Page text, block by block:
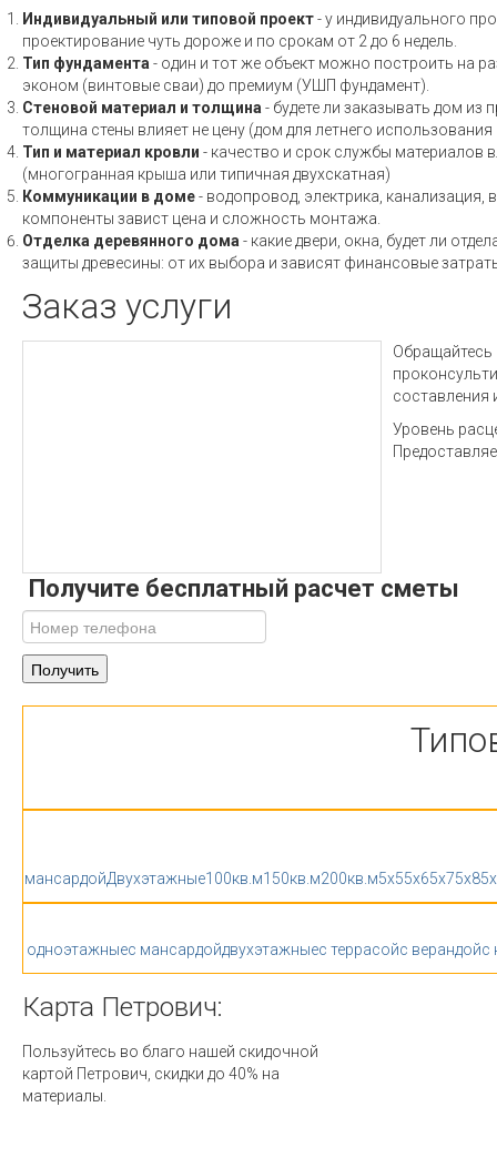
Индивидуальный или типовой проект- у индивидуального
проектирование чуть дороже и по срокам от 2 до 6 недель.
Тип фундамента - один и тот же объект можно построить на
эконом (винтовые сваи) до премиум (УШП фундамент).
Стеновой материал и толщина - будете ли заказывать дом из
толщина стены влияет не цену (дом для летнего
Тип и материал кровли - качество и срок службы материалов
(многогранная крыша или типичная двухскатная)
Коммуникации в доме- водопровод, электрика, канализация,
компоненты завист цена и сложность монтажа.
Отделка деревянного дома - какие двери, окна, будет ли
защиты древесины: от их выбора и зависят финансовые
Заказ услуги
Обращайтесь
составления
Уровень
Получите бесплатный расчет сметы
мансардойДвухэтажные100кв.м150кв.м200кв.м5x55x65x75x8
одноэтажныес мансардойдвухэтажныес террасойс верандойс
Карта Петрович:
Пользуйтесь во благо нашей скидочной
картой Петрович, скидки до 40% на
материалы.